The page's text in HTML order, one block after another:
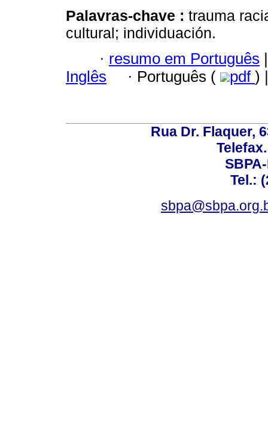
Palavras-chave : trauma
cultural; individuación.
· resumo em Português |
Inglês
· Português ( pdf )
Rua Dr. Flaquer,
Tel.: